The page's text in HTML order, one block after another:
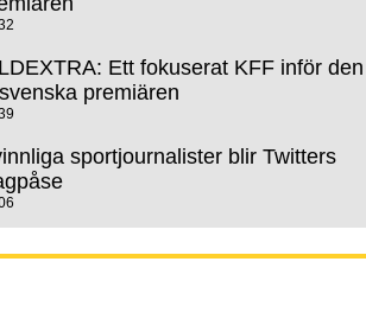
Ett fokuserat KFF inför den
premiären
sportjournalister blir Twitters